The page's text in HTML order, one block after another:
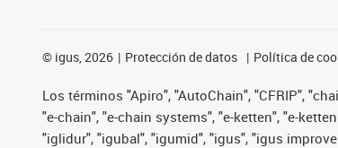
© igus, 2026 Protección de datos Política de
Los términos "Apiro", "AutoChain", "CFRIP",
"e-chain", "e-chain systems", "e-ketten", "e-
"iglidur", "igubal", "igumid", "igus", "igus